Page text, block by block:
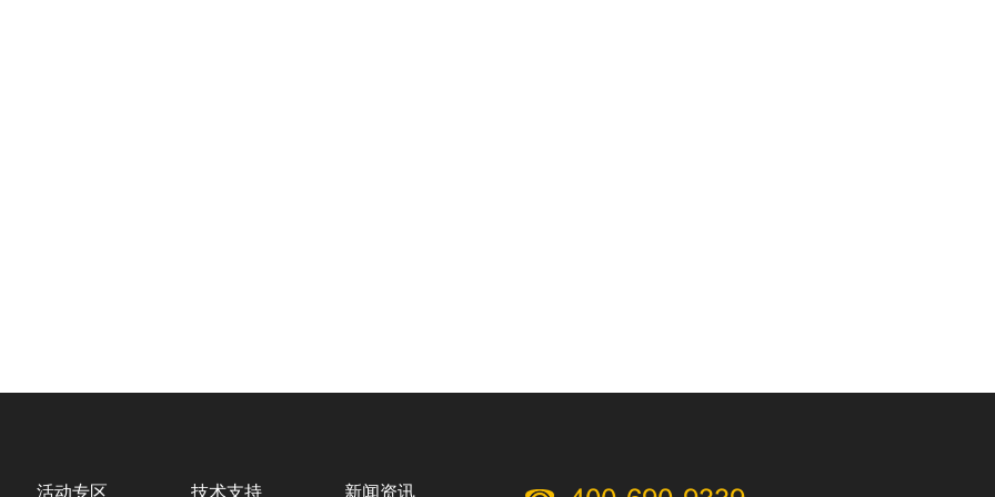
活动专区 技术支持 新闻资讯